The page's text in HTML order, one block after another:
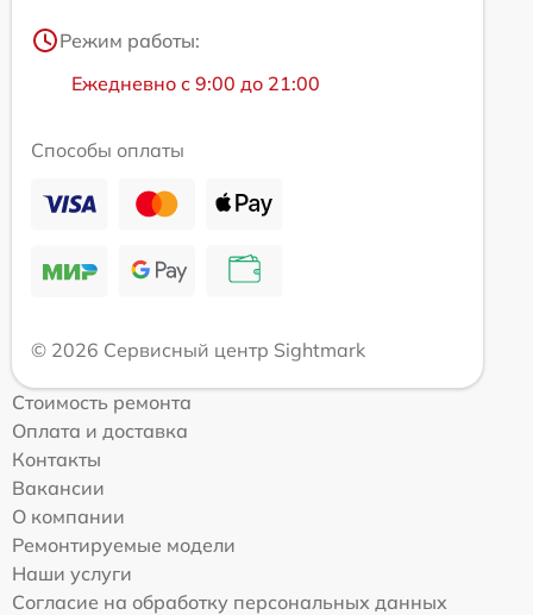
Режим работы:
Ежедневно с 9:00 до 21:00
Способы оплаты
© 2026 Сервисный центр Sightmark
Стоимость ремонта
Оплата и доставка
Контакты
Вакансии
О компании
Ремонтируемые модели
Наши услуги
Согласие на обработку персональных данных